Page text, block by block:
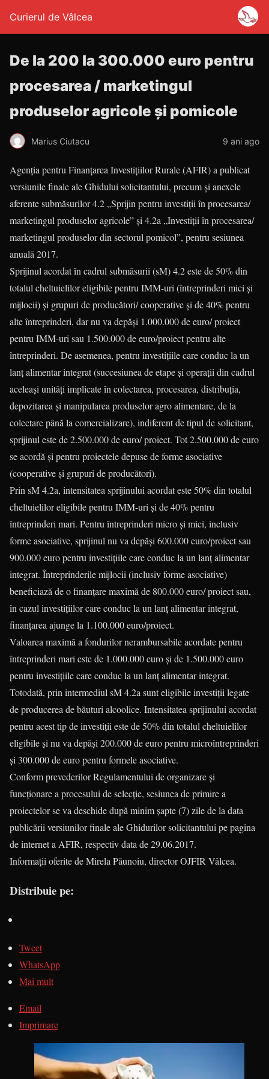
Curierul de Vâlcea
De la 200 la 300.000 euro pentru
procesarea / marketingul
produselor agricole și pomicole
Marius Ciutacu 9 ani ago
Agenția pentru Finanțarea Investițiilor Rurale (AFIR) a publicat
versiunile finale ale Ghidului solicitantului, precum și anexele
aferente submăsurilor 4.2 „Sprijin pentru investiții în procesarea/
marketingul produselor agricole” și 4.2a „Investiții în procesarea/
marketingul produselor din sectorul pomicol”, pentru sesiunea
anuală 2017.
Sprijinul acordat în cadrul submăsurii (sM) 4.2 este de 50% din
totalul cheltuielilor eligibile pentru IMM-uri (întreprinderi mici și
mijlocii) și grupuri de producători/ cooperative și de 40% pentru
alte întreprinderi, dar nu va depăși 1.000.000 de euro/ proiect
pentru IMM-uri sau 1.500.000 de euro/proiect pentru alte
întreprinderi. De asemenea, pentru investițiile care conduc la un
lanț alimentar integrat (succesiunea de etape și operații din cadrul
aceleași unități implicate în colectarea, procesarea, distribuția,
depozitarea și manipularea produselor agro alimentare, de la
colectare până la comercializare), indiferent de tipul de solicitant,
sprijinul este de 2.500.000 de euro/ proiect. Tot 2.500.000 de euro
se acordă și pentru proiectele depuse de forme asociative
(cooperative și grupuri de producători).
Prin sM 4.2a, intensitatea sprijinului acordat este 50% din totalul
cheltuielilor eligibile pentru IMM-uri și de 40% pentru
întreprinderi mari. Pentru întreprinderi micro și mici, inclusiv
forme asociative, sprijinul nu va depăși 600.000 euro/proiect sau
900.000 euro pentru investițiile care conduc la un lanț alimentar
integrat. Întreprinderile mijlocii (inclusiv forme asociative)
beneficiază de o finanțare maximă de 800.000 euro/ proiect sau,
în cazul investițiilor care conduc la un lanț alimentar integrat,
finanțarea ajunge la 1.100.000 euro/proiect.
Valoarea maximă a fondurilor nerambursabile acordate pentru
întreprinderi mari este de 1.000.000 euro și de 1.500.000 euro
pentru investițiile care conduc la un lanț alimentar integrat.
Totodată, prin intermediul sM 4.2a sunt eligibile investiții legate
de producerea de băuturi alcoolice. Intensitatea sprijinului acordat
pentru acest tip de investiții este de 50% din totalul cheltuielilor
eligibile și nu va depăși 200.000 de euro pentru microîntreprinderi
și 300.000 de euro pentru formele asociative.
Conform prevederilor Regulamentului de organizare și
funcționare a procesului de selecție, sesiunea de primire a
proiectelor se va deschide după minim șapte (7) zile de la data
publicării versiunilor finale ale Ghidurilor solicitantului pe pagina
de internet a AFIR, respectiv data de 29.06.2017.
Informații oferite de Mirela Păunoiu, director OJFIR Vâlcea.
Distribuie pe:
Tweet
WhatsApp
Mai mult
Email
Imprimare